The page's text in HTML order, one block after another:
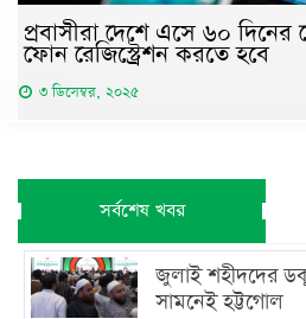
প্রবাসীরা দেশে এসে ৬০
ফোন রেজিস্ট্রেশন করতে হবে
৩ ডিসেম্বর, ২০২৫
সর্বশেষ খবর
জুলাই শহীদদের
সামনেই হট্টগোল